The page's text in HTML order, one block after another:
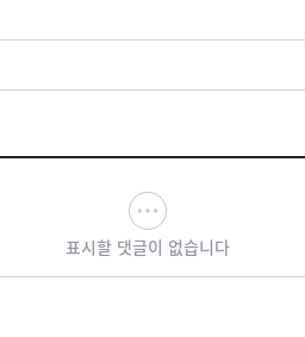
표시할 댓글이 없습니다